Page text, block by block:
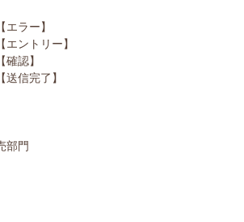
ラー】
ントリー】
認】
信完了】
部門